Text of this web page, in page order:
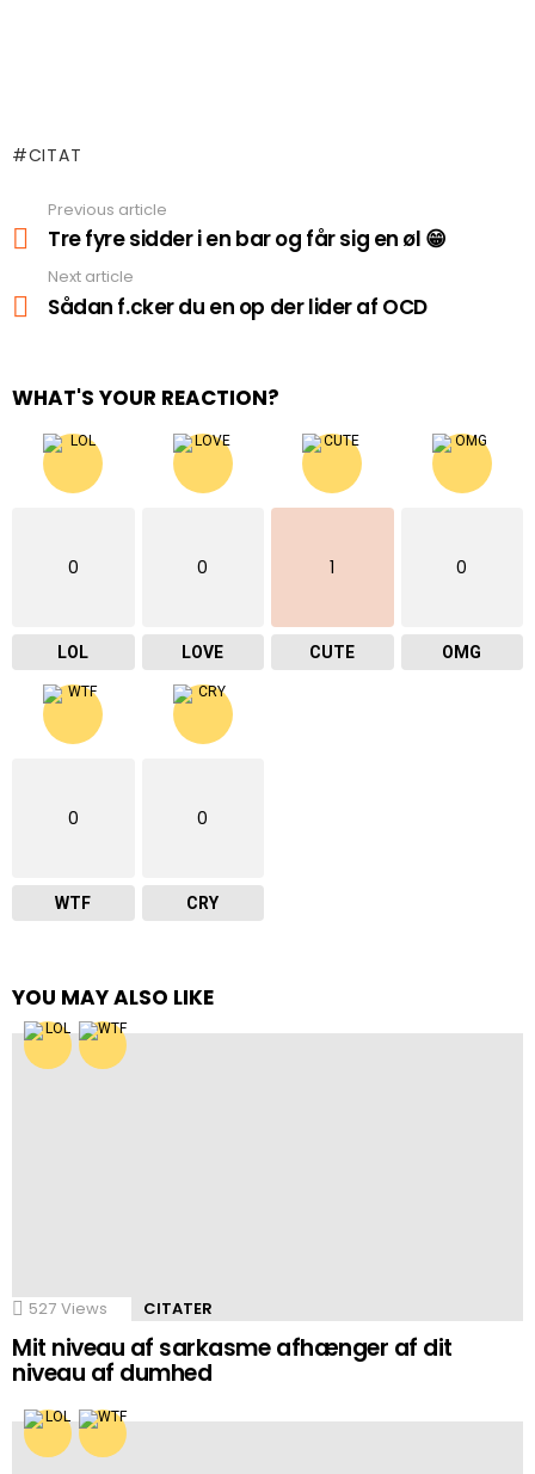
CITAT
more
Previous article
Tre fyre sidder i en bar og får sig en øl 😁
Next article
Sådan f.cker du en op der lider af OCD
WHAT'S YOUR REACTION?
0
LOL
0
LOVE
1
CUTE
0
OMG
0
WTF
0
CRY
YOU MAY ALSO LIKE
527 Views CITATER
Mit niveau af sarkasme afhænger af dit
niveau af dumhed